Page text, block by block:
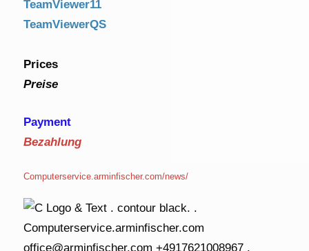
TeamViewer11
TeamViewerQS
Prices
Preise
Payment
Bezahlung
Computerservice.arminfischer.com/news/